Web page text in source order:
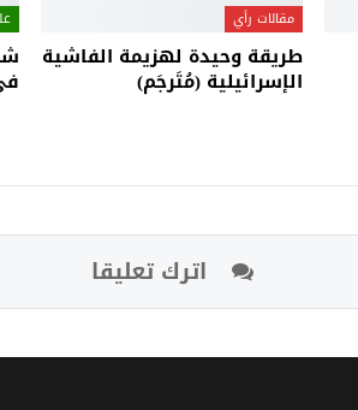
مقالات رأي
طريقة وحيدة لهزيمة الفاشية
الإسرائيلية (مُتَرجَم)
اترك تعليقا